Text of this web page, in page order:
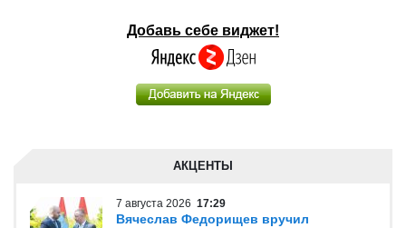
Добавь себе виджет!
АКЦЕНТЫ
7 августа 2026 17:29
Вячеслав Федорищев вручил